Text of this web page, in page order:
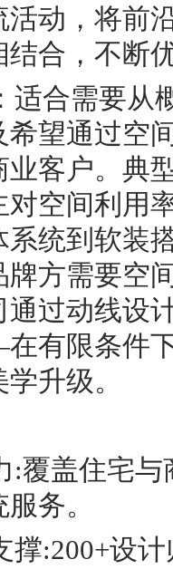
活动，将前
结合，不断
适合需要从
希望通过空
客户。典
空间利用
统到软装
方需要空
过动线设
有限条件
升级。
覆盖住宅与
务。
:200+设